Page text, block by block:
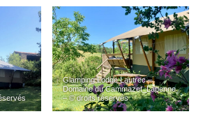
Glamping Lodge Lautrec –
Domaine du Cammazet_Lapenne
– © droits réservés